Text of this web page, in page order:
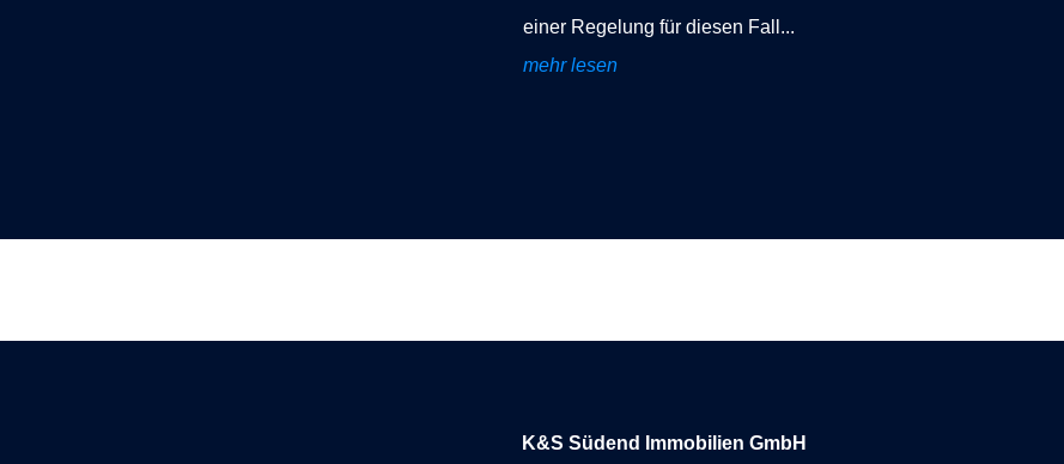
einer Regelung für diesen Fall...
mehr lesen
K&S Südend Immobilien GmbH